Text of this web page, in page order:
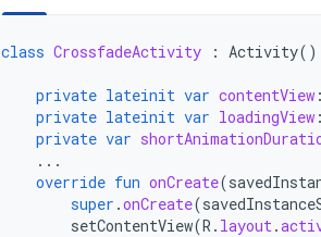
class CrossfadeActivity : Activity()
private lateinit var contentView :
private lateinit var loadingView :
private var
...
override fun onCreate(
super .onCreate(
setContentView(R . layout.